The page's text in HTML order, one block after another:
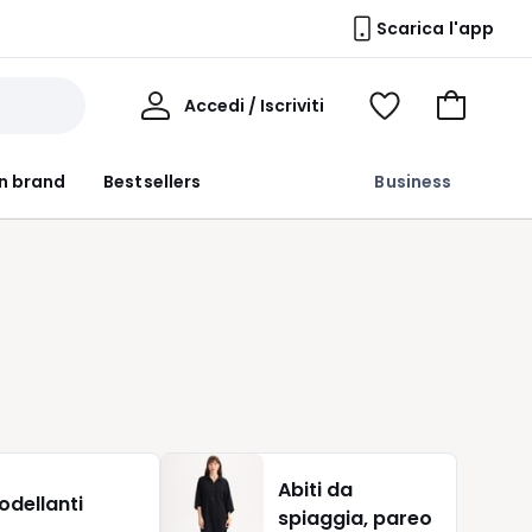
Scarica l'app
brand Bestsellers Business
Accedi / Iscriviti
Voir
Vai
Abiti da
spiaggia, pareo